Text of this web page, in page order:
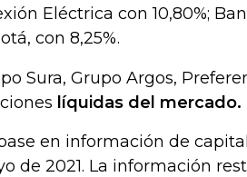
Eléctrica con 10,80%;
con 8,25%.
Sura, Grupo Argos,
líquidas del mercado.
en información de
de 2021. La información